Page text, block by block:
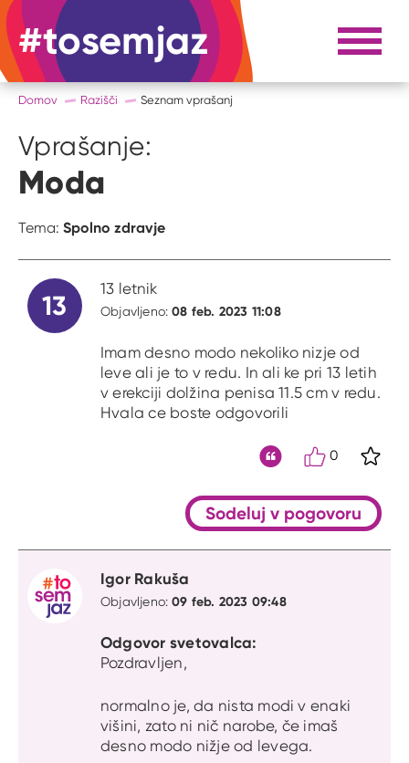
#tosemjaz #to sem jaz Razpri
Domov Razišči Seznam vprašanj
Vprašanje:
Moda
Tema: Spolno zdravje
13
13 letnik
Objavljeno:08 feb. 2023 11:08
Imam desno modo nekoliko nizje od
leve ali je to v redu. In ali ke pri 13 letih
v erekciji dolžina penisa 11.5 cm v redu.
Hvala ce boste odgovorili
0
Sodeluj v pogovoru
Igor Rakuša
Objavljeno:09 feb. 2023 09:48
Odgovor svetovalca:
Pozdravljen,
normalno je, da nista modi v enaki
višini, zato ni nič narobe, če imaš
desno modo nižje od levega.